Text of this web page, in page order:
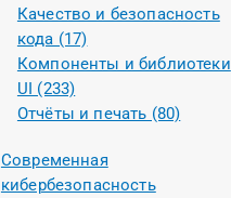
Качество и безопасность
кода (17)
Компоненты и библиотеки
UI (233)
Отчёты и печать (80)
Современная
кибербезопасность